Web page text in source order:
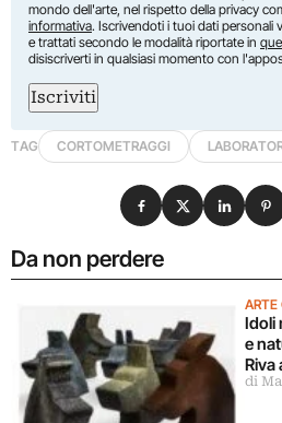
mondo dell'arte, nel rispetto della privacy
informativa. Iscrivendoti i tuoi dati personali
e trattati secondo le modalità riportate in
disiscriverti in qualsiasi momento con
Iscriviti
TAG CORTOMETRAGGI
Da non perdere
ARTE
Idoli
e
Riva
di
Condividi su
Condividi su X